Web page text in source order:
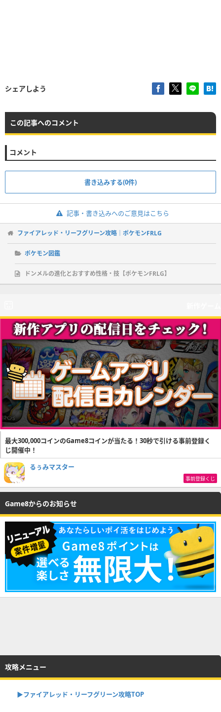
シェアしよう
この記事へのコメント
コメント
書き込みする(0件)
記事・書き込みへのご意見はこちら
ファイアレッド・リーフグリーン攻略｜ポケモンFRLG
ポケモン図鑑
ドンメルの進化とおすすめ性格・技【ポケモンFRLG】
最大300,000コインのGame8コインが当たる！30秒で引ける事前登録く
じ開催中！
るぅみマスター
事前登録くじ
Game8からのお知らせ
攻略メニュー
▶︎ファイアレッド・リーフグリーン攻略TOP